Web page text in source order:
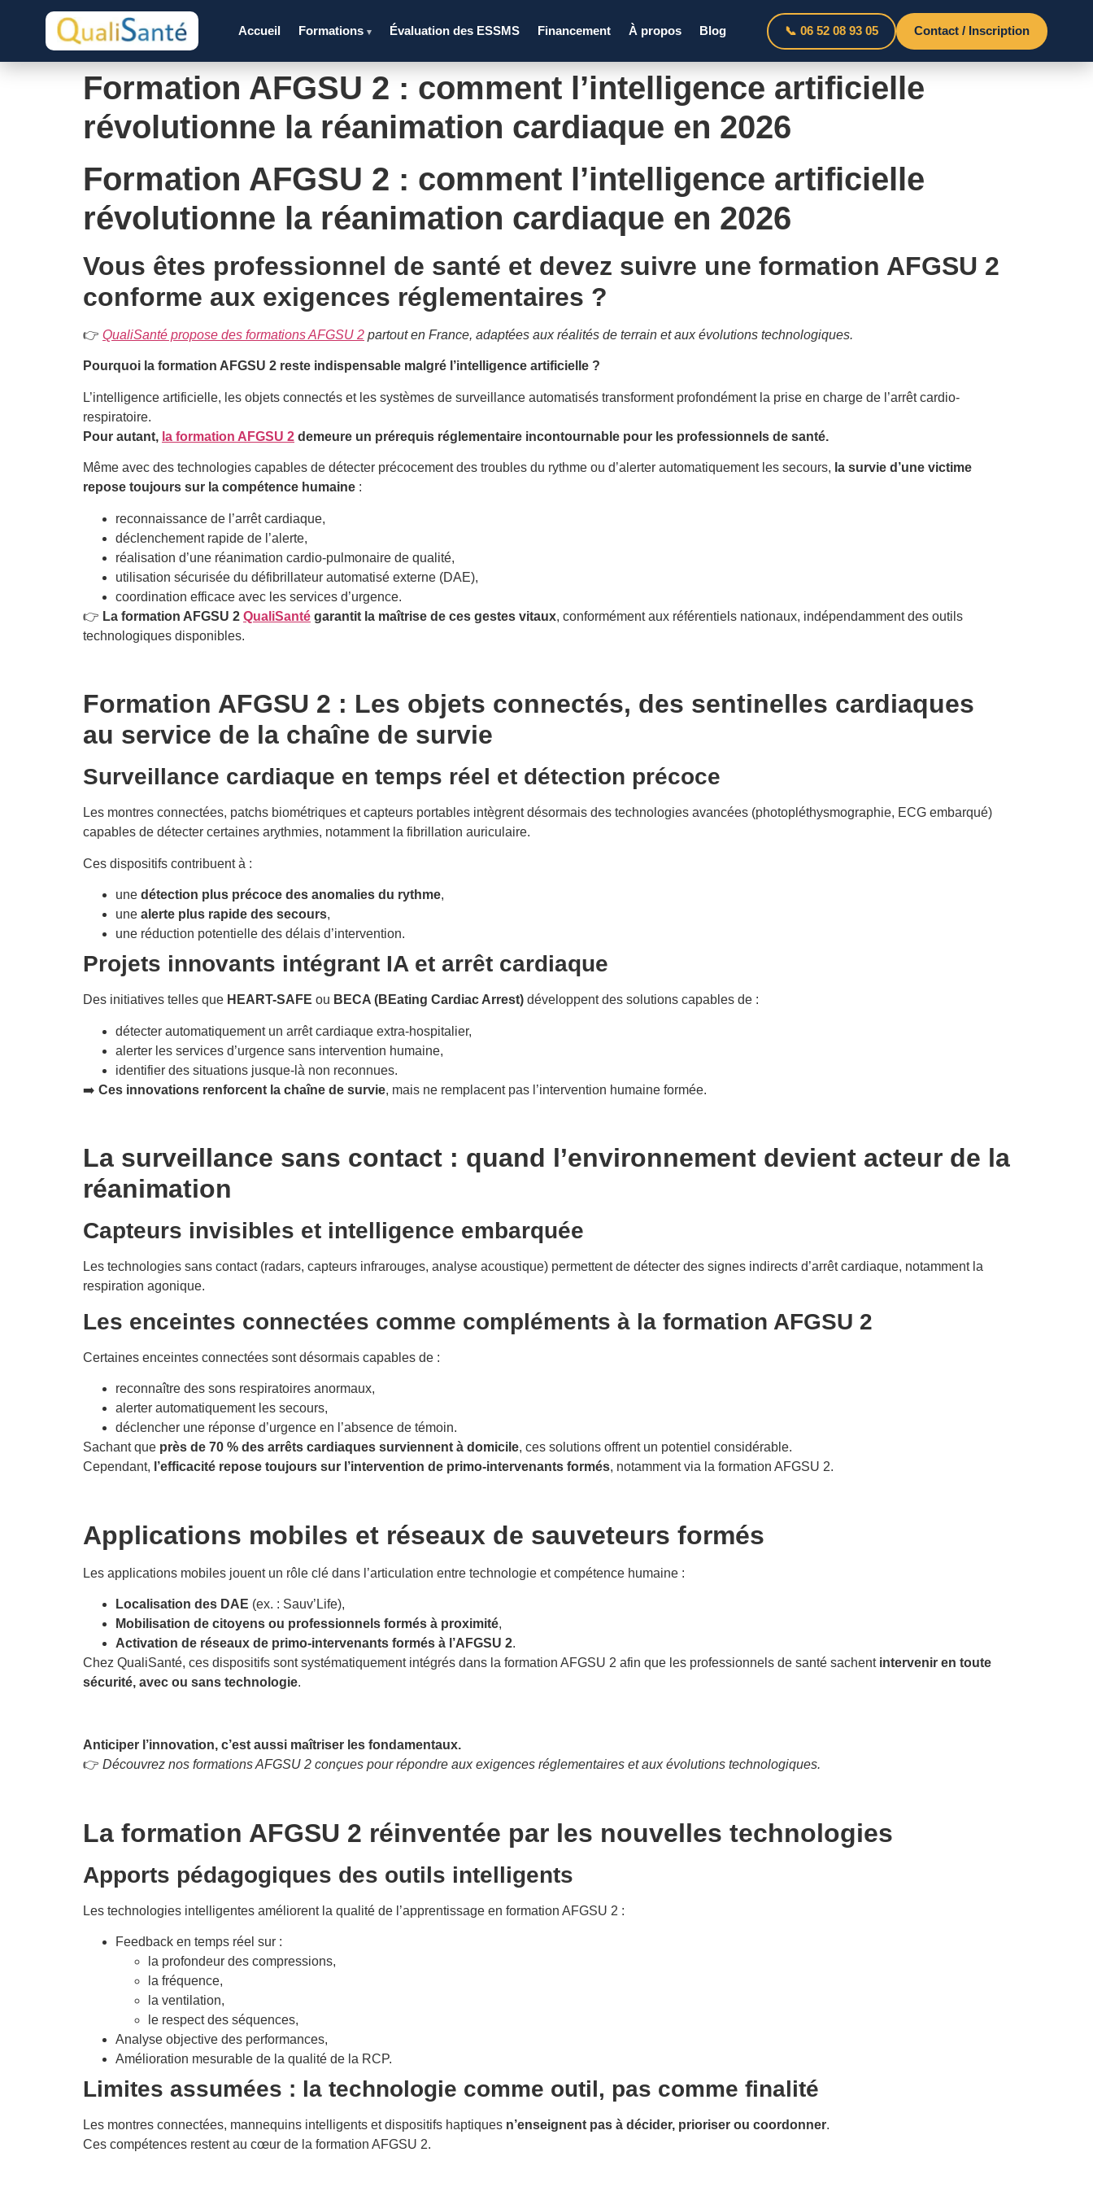
Accueil Formations▾ Évaluation des ESSMS Financement À propos Blog 📞 06 52 08 93 05 Contact / Inscription
Formation AFGSU 2 : comment l’intelligence artificielle
révolutionne la réanimation cardiaque en 2026
Formation AFGSU 2 : comment l’intelligence artificielle
révolutionne la réanimation cardiaque en 2026
Vous êtes professionnel de santé et devez suivre une formation AFGSU 2
conforme aux exigences réglementaires ?
👉 QualiSanté propose des formations AFGSU 2 partout en France, adaptées aux réalités de terrain et aux évolutions technologiques.
Pourquoi la formation AFGSU 2 reste indispensable malgré l’intelligence artificielle ?
L’intelligence artificielle, les objets connectés et les systèmes de surveillance automatisés transforment profondément la prise en charge de l’arrêt cardio-
respiratoire.
Pour autant, la formation AFGSU 2 demeure un prérequis réglementaire incontournable pour les professionnels de santé.
Même avec des technologies capables de détecter précocement des troubles du rythme ou d’alerter automatiquement les secours, la survie d’une victime
repose toujours sur la compétence humaine :
reconnaissance de l’arrêt cardiaque,
déclenchement rapide de l’alerte,
réalisation d’une réanimation cardio-pulmonaire de qualité,
utilisation sécurisée du défibrillateur automatisé externe (DAE),
coordination efficace avec les services d’urgence.
👉 La formation AFGSU 2 QualiSanté garantit la maîtrise de ces gestes vitaux, conformément aux référentiels nationaux, indépendamment des outils
technologiques disponibles.
Formation AFGSU 2 : Les objets connectés, des sentinelles cardiaques
au service de la chaîne de survie
Surveillance cardiaque en temps réel et détection précoce
Les montres connectées, patchs biométriques et capteurs portables intègrent désormais des technologies avancées (photopléthysmographie, ECG embarqué)
capables de détecter certaines arythmies, notamment la fibrillation auriculaire.
Ces dispositifs contribuent à :
une détection plus précoce des anomalies du rythme,
une alerte plus rapide des secours,
une réduction potentielle des délais d’intervention.
Projets innovants intégrant IA et arrêt cardiaque
Des initiatives telles que HEART-SAFE ou BECA (BEating Cardiac Arrest) développent des solutions capables de :
détecter automatiquement un arrêt cardiaque extra-hospitalier,
alerter les services d’urgence sans intervention humaine,
identifier des situations jusque-là non reconnues.
➡️ Ces innovations renforcent la chaîne de survie, mais ne remplacent pas l’intervention humaine formée.
La surveillance sans contact : quand l’environnement devient acteur de la
réanimation
Capteurs invisibles et intelligence embarquée
Les technologies sans contact (radars, capteurs infrarouges, analyse acoustique) permettent de détecter des signes indirects d’arrêt cardiaque, notamment la
respiration agonique.
Les enceintes connectées comme compléments à la formation AFGSU 2
Certaines enceintes connectées sont désormais capables de :
reconnaître des sons respiratoires anormaux,
alerter automatiquement les secours,
déclencher une réponse d’urgence en l’absence de témoin.
Sachant que près de 70 % des arrêts cardiaques surviennent à domicile, ces solutions offrent un potentiel considérable.
Cependant, l’efficacité repose toujours sur l’intervention de primo-intervenants formés, notamment via la formation AFGSU 2.
Applications mobiles et réseaux de sauveteurs formés
Les applications mobiles jouent un rôle clé dans l’articulation entre technologie et compétence humaine :
Localisation des DAE (ex. : Sauv’Life),
Mobilisation de citoyens ou professionnels formés à proximité,
Activation de réseaux de primo-intervenants formés à l’AFGSU 2.
Chez QualiSanté, ces dispositifs sont systématiquement intégrés dans la formation AFGSU 2 afin que les professionnels de santé sachent intervenir en toute
sécurité, avec ou sans technologie.
Anticiper l’innovation, c’est aussi maîtriser les fondamentaux.
👉 Découvrez nos formations AFGSU 2 conçues pour répondre aux exigences réglementaires et aux évolutions technologiques.
La formation AFGSU 2 réinventée par les nouvelles technologies
Apports pédagogiques des outils intelligents
Les technologies intelligentes améliorent la qualité de l’apprentissage en formation AFGSU 2 :
Feedback en temps réel sur :
la profondeur des compressions,
la fréquence,
la ventilation,
le respect des séquences,
Analyse objective des performances,
Amélioration mesurable de la qualité de la RCP.
Limites assumées : la technologie comme outil, pas comme finalité
Les montres connectées, mannequins intelligents et dispositifs haptiques n’enseignent pas à décider, prioriser ou coordonner.
Ces compétences restent au cœur de la formation AFGSU 2.